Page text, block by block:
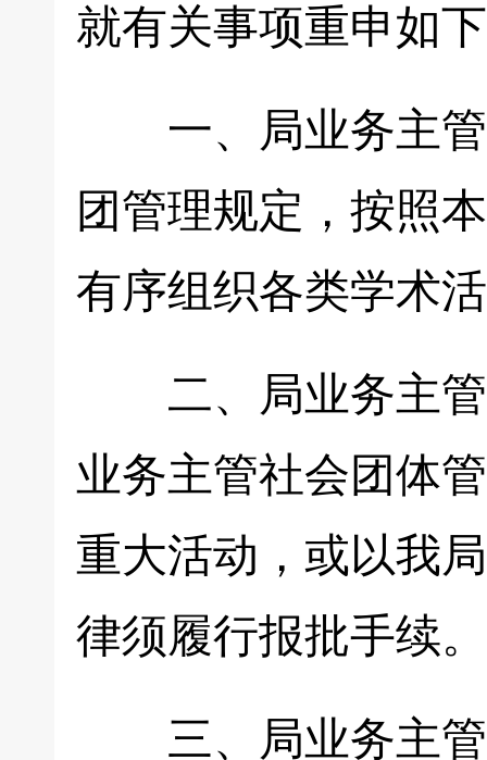
就有关事项重申如
一、局业务主管
团管理规定，按照
有序组织各类学术
二、局业务主管
业务主管社会团体
重大活动，或以我
律须履行报批手续。
三、局业务主管